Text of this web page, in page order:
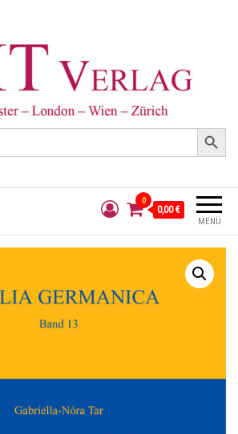
Search Button
MENÜ
0
0,00 €